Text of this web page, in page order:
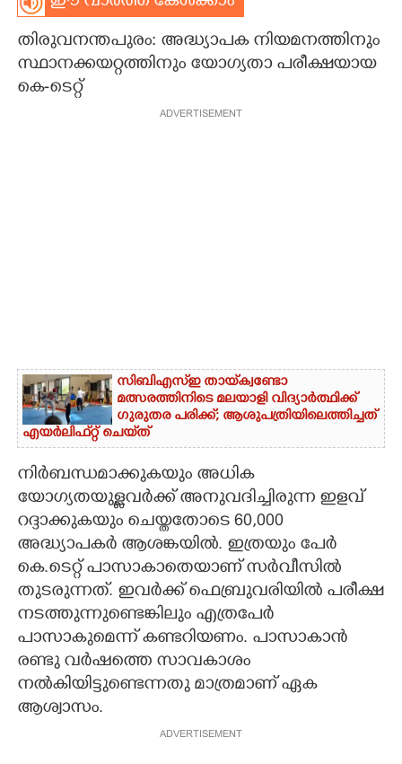
CARTOONS
LITERATURE
തിരുവനന്തപുരം: അദ്ധ്യാപക നിയമനത്തിനും
സ്ഥാനക്കയറ്റത്തിനും യോഗ്യതാ പരീക്ഷയായ
കെ-ടെറ്റ്
ADVERTISEMENT
സിബിഎസ്‌ഇ തായ്‌ക്വണ്ടോ
മത്സരത്തിനിടെ മലയാളി വിദ്യാർത്ഥിക്ക്
ഗുരുതര പരിക്ക്; ആശുപത്രിയിലെത്തിച്ചത്
എയ‌ർലിഫ്‌റ്റ് ചെയ്‌ത്
നിർബന്ധമാക്കുകയും അധിക
യോഗ്യതയുള്ളവർക്ക് അനുവദിച്ചിരുന്ന ഇളവ്
റദ്ദാക്കുകയും ചെയ്തതോടെ 60,000
അദ്ധ്യാപകർ ആശങ്കയിൽ. ഇത്രയും പേർ
കെ.ടെറ്റ് പാസാകാതെയാണ് സർവീസിൽ
തുടരുന്നത്. ഇവർക്ക് ഫെബ്രുവരിയിൽ പരീക്ഷ
നടത്തുന്നുണ്ടെങ്കിലും എത്രപേർ
പാസാകുമെന്ന് കണ്ടറിയണം. പാസാകാൻ
രണ്ടു വർഷത്തെ സാവകാശം
നൽകിയിട്ടുണ്ടെന്നതു മാത്രമാണ് ഏക
ആശ്വാസം.
ADVERTISEMENT